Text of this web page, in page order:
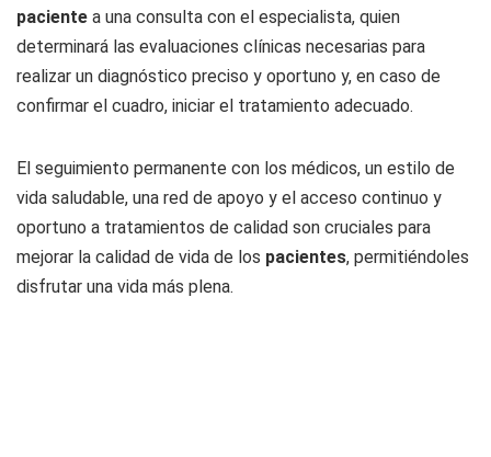
paciente a una consulta con el especialista, quien
determinará las evaluaciones clínicas necesarias para
realizar un diagnóstico preciso y oportuno y, en caso de
confirmar el cuadro, iniciar el tratamiento adecuado.
El seguimiento permanente con los médicos, un estilo de
vida saludable, una red de apoyo y el acceso continuo y
oportuno a tratamientos de calidad son cruciales para
mejorar la calidad de vida de los pacientes, permitiéndoles
disfrutar una vida más plena.